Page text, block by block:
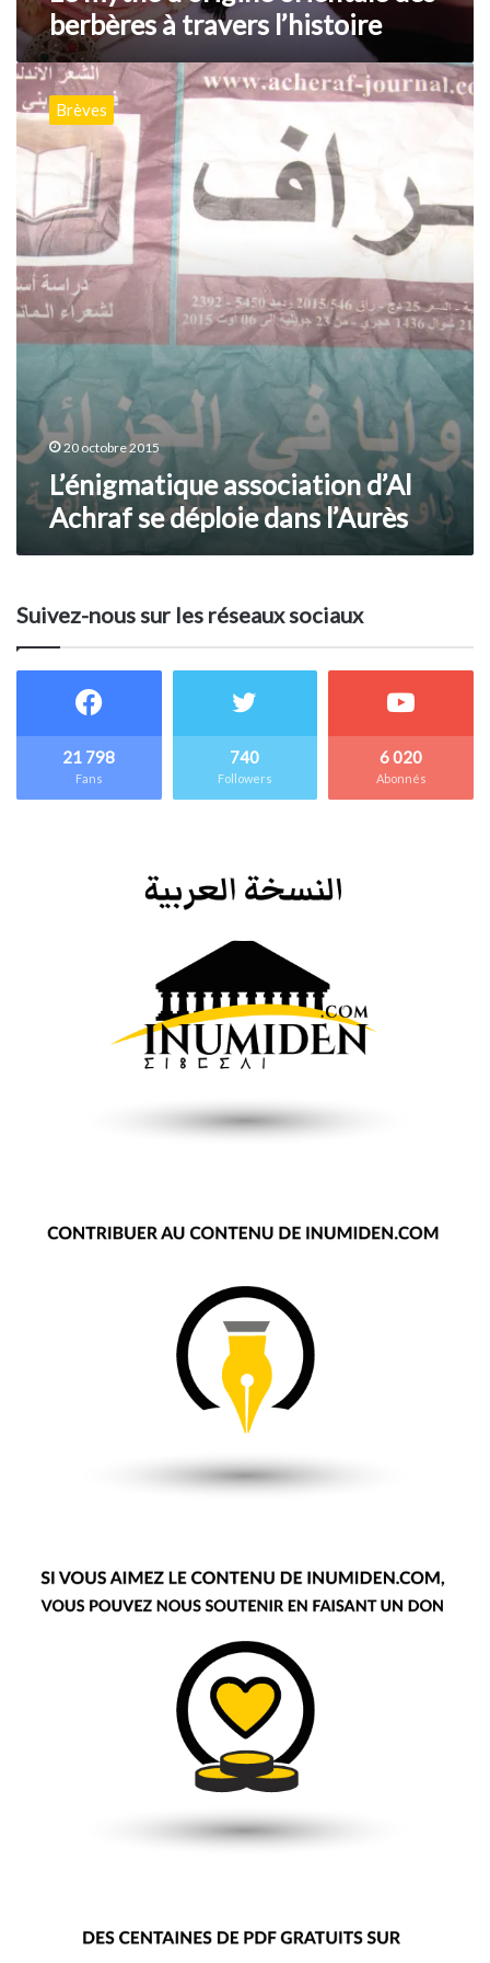
berbères à travers l’histoire
L’énigmatique
association
d’Al
Achraf
dans
l’Aurès
Brèves
20 octobre 2015
L’énigmatique association d’Al
Achraf se déploie dans l’Aurès
Suivez-nous sur les réseaux sociaux
21 798
Fans
740
Followers
6 020
Abonnés